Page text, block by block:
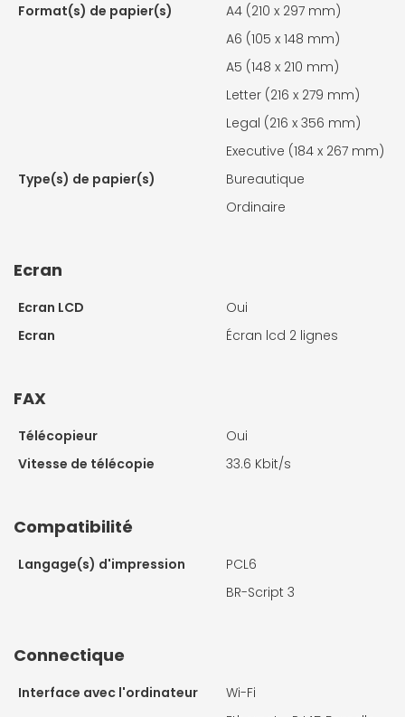
Format(s) de papier(s)
A4 (210 x 297 mm)
A6 (105 x 148 mm)
A5 (148 x 210 mm)
Letter (216 x 279 mm)
Legal (216 x 356 mm)
Executive (184 x 267 mm)
Type(s) de papier(s)
Bureautique
Ordinaire
Ecran
Ecran LCD
Oui
Ecran
Écran lcd 2 lignes
FAX
Télécopieur
Oui
Vitesse de télécopie
33.6 Kbit/s
Compatibilité
Langage(s) d'impression
PCL6
BR-Script 3
Connectique
Interface avec l'ordinateur
Wi-Fi